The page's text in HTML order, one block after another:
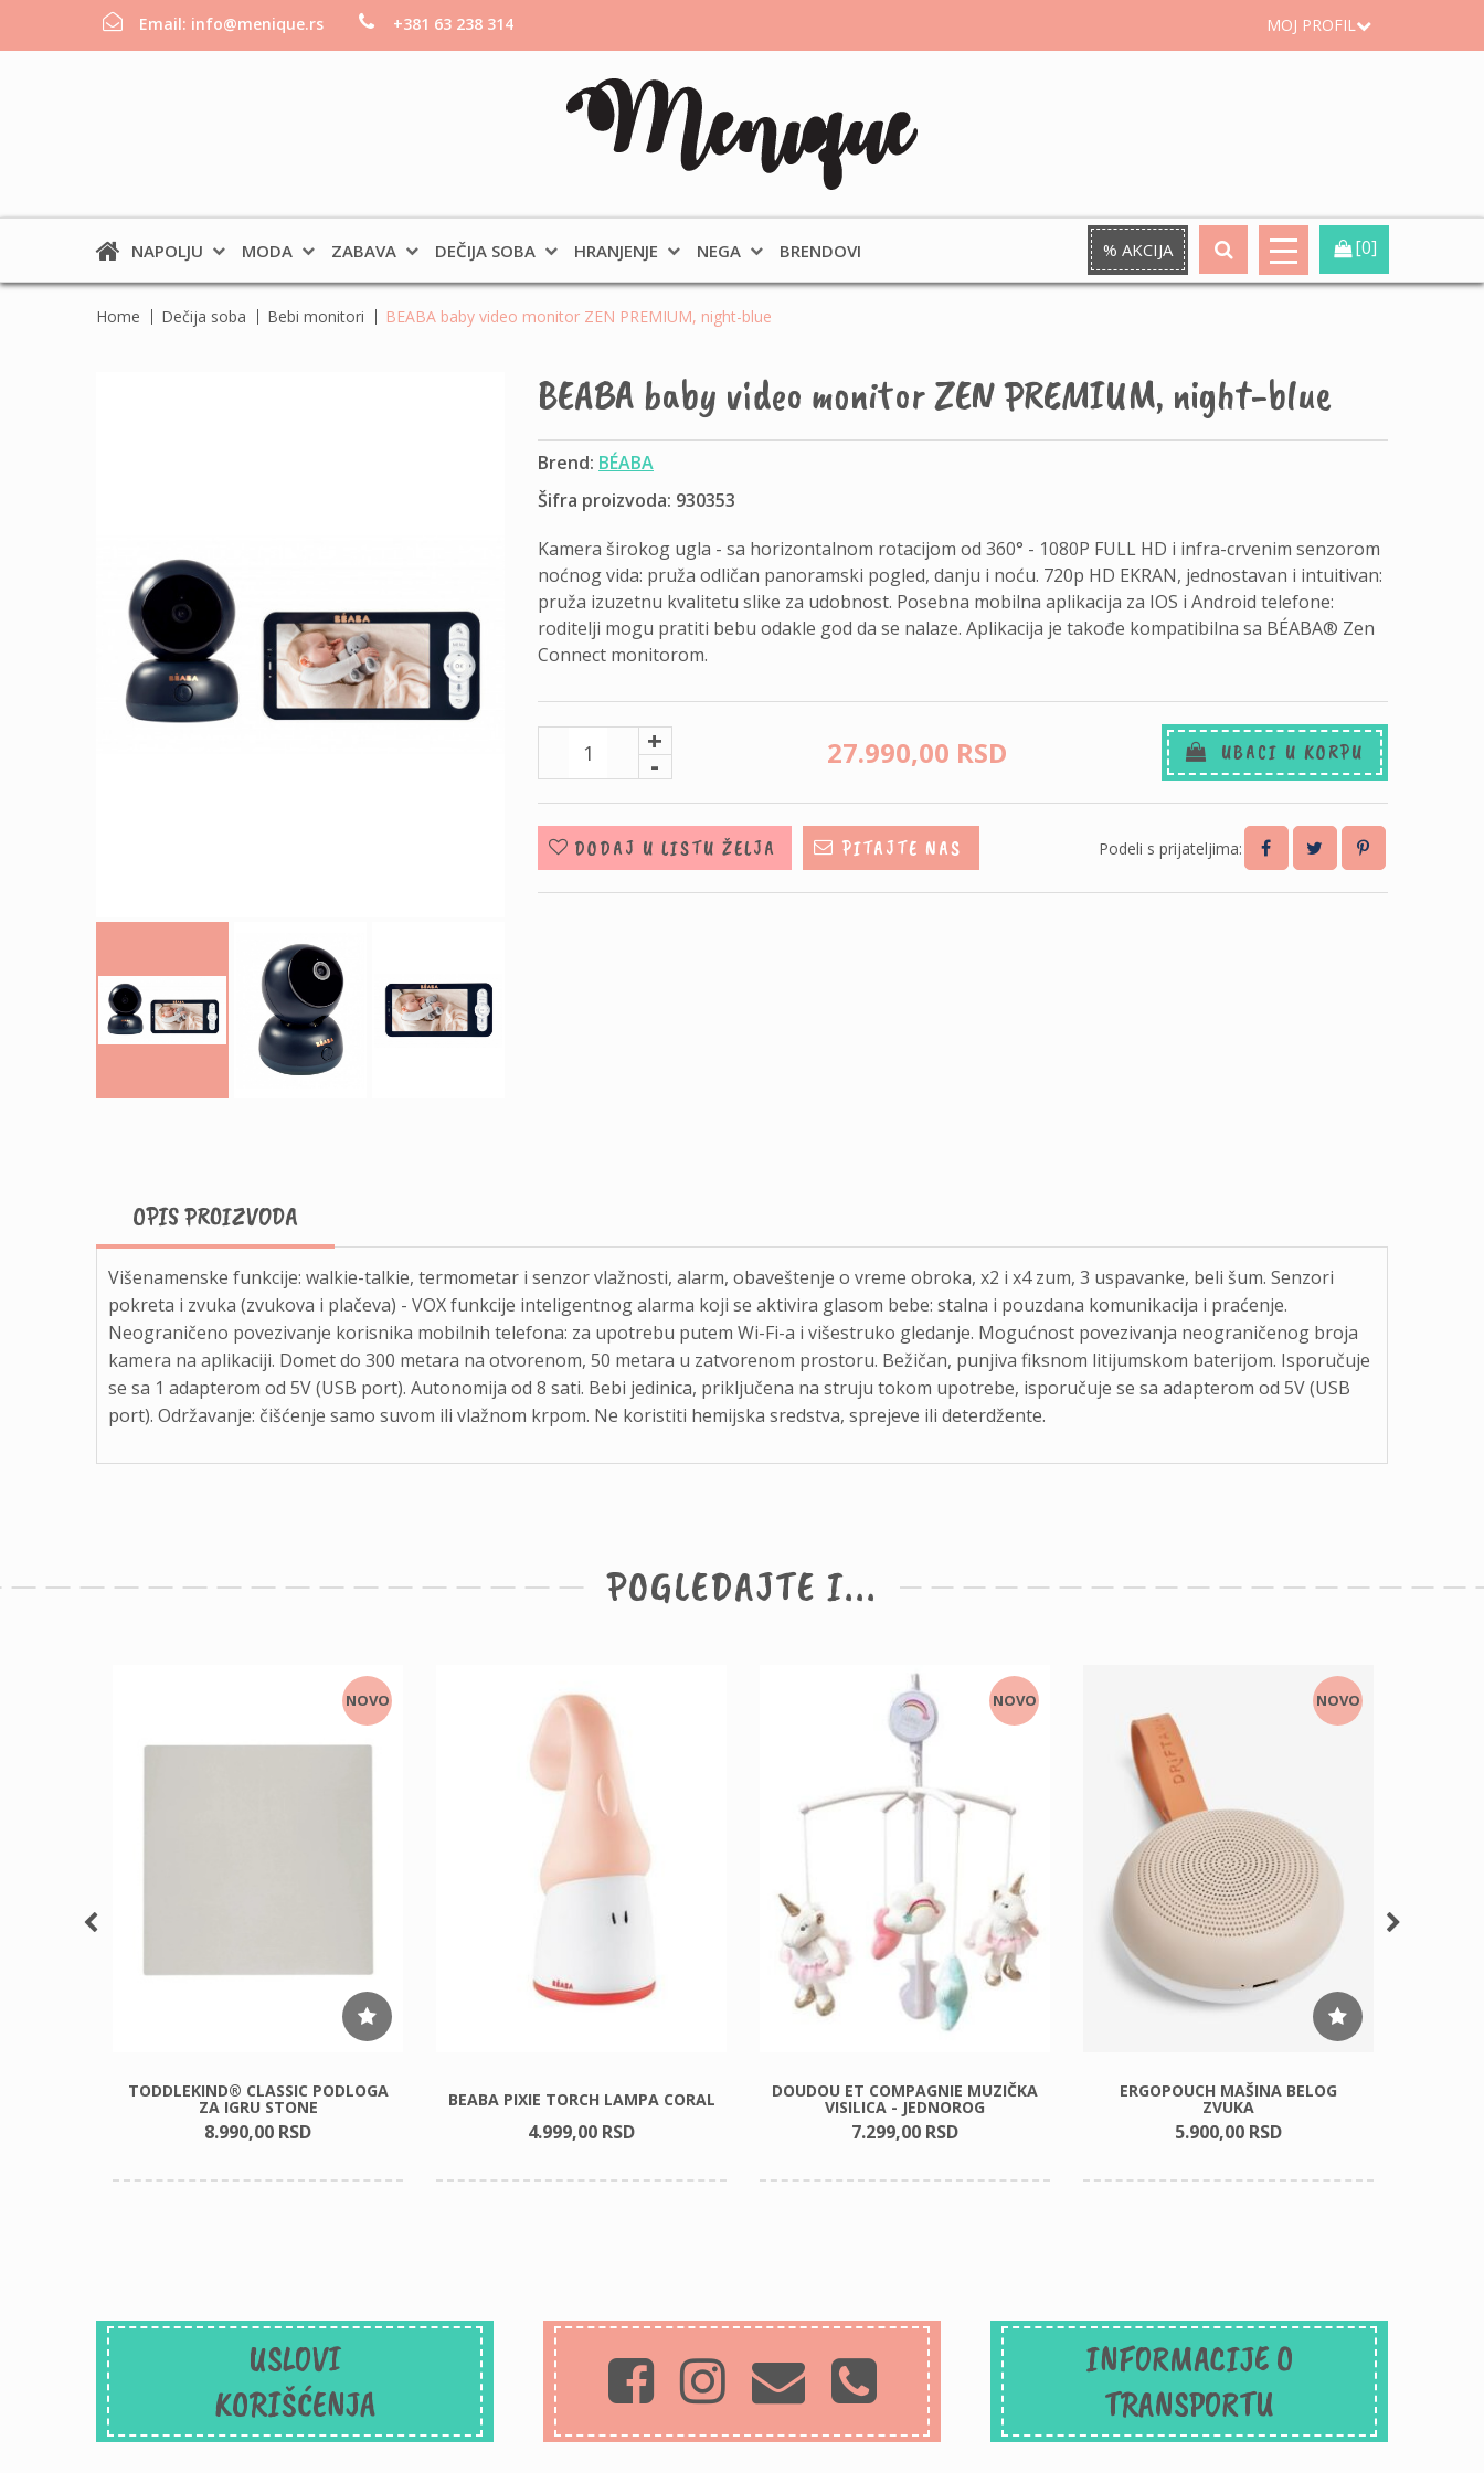
Email: info@menique.rs +381 63 238 314 MOJ PROFIL
NAPOLJU MODA ZABAVA DEČIJA SOBA HRANJENJE NEGA BRENDOVI % AKCIJA [0]
Home Dečija soba Bebi monitori BEABA baby video monitor ZEN PREMIUM, night-blue
BEABA baby video monitor ZEN PREMIUM, night-blue
Brend: BÉABA
Šifra proizvoda: 930353
Kamera širokog ugla - sa horizontalnom rotacijom od 360° - 1080P FULL HD i infra-crvenim senzorom
noćnog vida: pruža odličan panoramski pogled, danju i noću. 720p HD EKRAN, jednostavan i intuitivan:
pruža izuzetnu kvalitetu slike za udobnost. Posebna mobilna aplikacija za IOS i Android telefone:
roditelji mogu pratiti bebu odakle god da se nalaze. Aplikacija je takođe kompatibilna sa BÉABA® Zen
Connect monitorom.
+
- 27.990,00 RSD UBACI U KORPU
DODAJ U LISTU ŽELJA PITAJTE NAS Podeli s prijateljima:
OPIS PROIZVODA
Višenamenske funkcije: walkie-talkie, termometar i senzor vlažnosti, alarm, obaveštenje o vreme obroka, x2 i x4 zum, 3 uspavanke, beli šum. Senzori
pokreta i zvuka (zvukova i plačeva) - VOX funkcije inteligentnog alarma koji se aktivira glasom bebe: stalna i pouzdana komunikacija i praćenje.
Neograničeno povezivanje korisnika mobilnih telefona: za upotrebu putem Wi-Fi-a i višestruko gledanje. Mogućnost povezivanja neograničenog broja
kamera na aplikaciji. Domet do 300 metara na otvorenom, 50 metara u zatvorenom prostoru. Bežičan, punjiva fiksnom litijumskom baterijom. Isporučuje
se sa 1 adapterom od 5V (USB port). Autonomija od 8 sati. Bebi jedinica, priključena na struju tokom upotrebe, isporučuje se sa adapterom od 5V (USB
port). Održavanje: čišćenje samo suvom ili vlažnom krpom. Ne koristiti hemijska sredstva, sprejeve ili deterdžente.
POGLEDAJTE I...
NOVO
TODDLEKIND® CLASSIC PODLOGA
ZA IGRU STONE
8.990,00 RSD
BEABA PIXIE TORCH LAMPA CORAL
4.999,00 RSD
NOVO
DOUDOU ET COMPAGNIE MUZIČKA
VISILICA - JEDNOROG
7.299,00 RSD
NOVO
ERGOPOUCH MAŠINA BELOG
ZVUKA
5.900,00 RSD
USLOVI
KORIŠĆENJA
INFORMACIJE O
TRANSPORTU